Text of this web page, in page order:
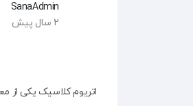
SanaAdmin
۲ سال پیش
اتریوم کلاسیک یکی از